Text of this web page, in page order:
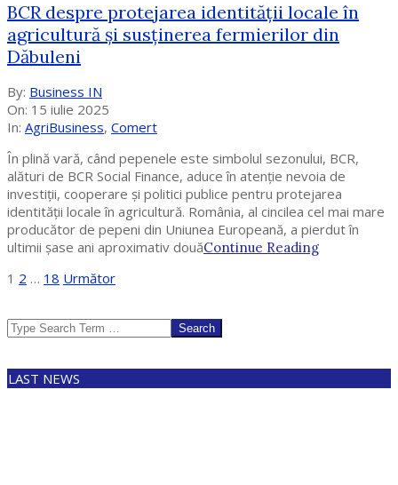
BCR despre protejarea identității locale în
agricultură și susținerea fermierilor din
Dăbuleni
2025-
07-
15
By: Business IN
On: 15 iulie 2025
In: AgriBusiness, Comert
În plină vară, când pepenele este simbolul sezonului, BCR,
alături de BCR Social Finance, aduce în atenție nevoia de
investiții, cooperare și politici publice pentru protejarea
identității locale în agricultură. România, al cincilea cel mai mare
producător de pepeni din Uniunea Europeană, a pierdut în
ultimii șase ani aproximativ douăContinue Reading
Paginație
articole
1 2 … 18 Următor
Search
LAST NEWS